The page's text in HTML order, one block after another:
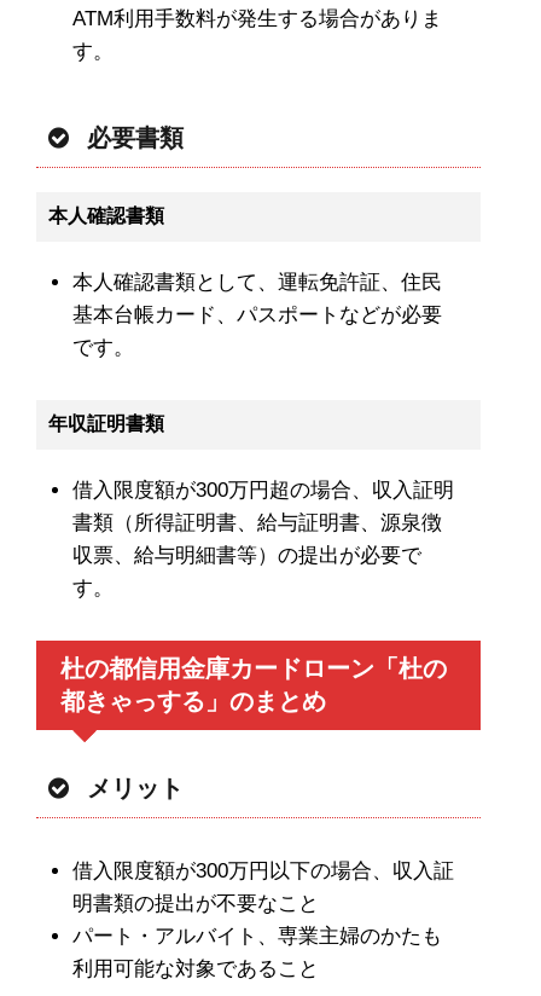
ATM利用手数料が発生する場合がありま
す。
必要書類
本人確認書類
本人確認書類として、運転免許証、住民
基本台帳カード、パスポートなどが必要
です。
年収証明書類
借入限度額が300万円超の場合、収入証明
書類（所得証明書、給与証明書、源泉徴
収票、給与明細書等）の提出が必要で
す。
杜の都信用金庫カードローン「杜の
都きゃっする」のまとめ
メリット
借入限度額が300万円以下の場合、収入証
明書類の提出が不要なこと
パート・アルバイト、専業主婦のかたも
利用可能な対象であること